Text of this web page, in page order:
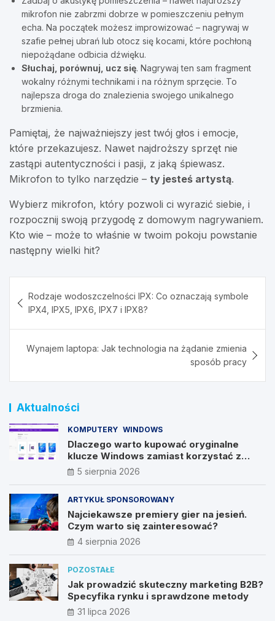
mikrofon nie zabrzmi dobrze w pomieszczeniu pełnym
echa. Na początek możesz improwizować – nagrywaj w
szafie pełnej ubrań lub otocz się kocami, które pochłoną
niepożądane odbicia dźwięku.
Słuchaj, porównuj, ucz się. Nagrywaj ten sam fragment
wokalny różnymi technikami i na różnym sprzęcie. To
najlepsza droga do znalezienia swojego unikalnego
brzmienia.
Pamiętaj, że najważniejszy jest twój głos i emocje,
które przekazujesz. Nawet najdroższy sprzęt nie
zastąpi autentyczności i pasji, z jaką śpiewasz.
Mikrofon to tylko narzędzie – ty jesteś artystą.
Wybierz mikrofon, który pozwoli ci wyrazić siebie, i
rozpocznij swoją przygodę z domowym nagrywaniem.
Kto wie – może to właśnie w twoim pokoju powstanie
następny wielki hit?
wpisu
Rodzaje wodoszczelności IPX: Co oznaczają symbole
IPX4, IPX5, IPX6, IPX7 i IPX8?
Wynajem laptopa: Jak technologia na żądanie zmienia
sposób pracy
Aktualności
KOMPUTERY WINDOWS
Dlaczego warto kupować oryginalne
klucze Windows zamiast korzystać z
nieautoryzowanych źródeł?
5 sierpnia 2026
ARTYKUŁ SPONSOROWANY
Najciekawsze premiery gier na jesień.
Czym warto się zainteresować?
4 sierpnia 2026
POZOSTAŁE
Jak prowadzić skuteczny marketing B2B?
Specyfika rynku i sprawdzone metody
31 lipca 2026